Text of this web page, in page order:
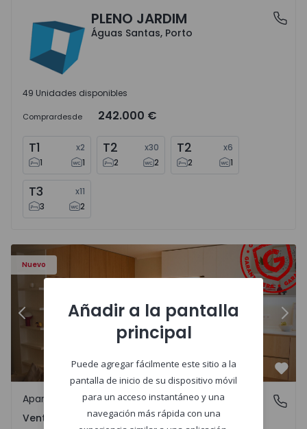
Águas Santas, PortoPLENO JARDIM
Águas Santas, Porto
49 Unidades disponibles
Comprardesde 242.000 €
T1 x2
1
1
T2 x30
2
2
T2 x6
2
1
T3 x11
3
2
Nuevo
Apartamento T2 Amadora, Venteira - 1575182 - 15
Anterior
Venteira, Lisboa
Apartamento
Venteira, Lisboa
Añadir a la pantalla
principal
Puede agregar fácilmente este sitio a la
pantalla de inicio de su dispositivo móvil
para un acceso instantáneo y una
navegación más rápida con una